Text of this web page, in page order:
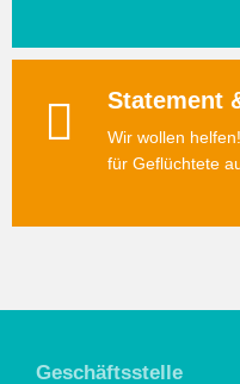
Statement
Wir wollen
für Geflüchtete
Geschäftsstelle